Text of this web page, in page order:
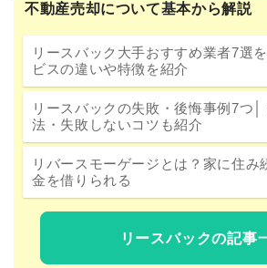
不動産売却について基本から解説
リースバック大手おすすめ業者7選
ビスの違いや特徴を紹介
リースバックの失敗・後悔事例7つ│
法・失敗しないコツも紹介
リバースモーゲージとは？家に住み
金を借りられる
リースバックの記事